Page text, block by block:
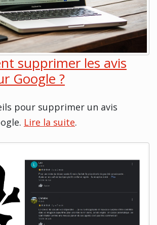
supprimer les avis
Google ?
pour supprimer un avis
Lire la suite.